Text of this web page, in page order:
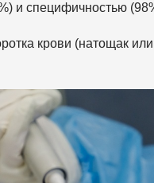
и специфичностью
крови (натощак